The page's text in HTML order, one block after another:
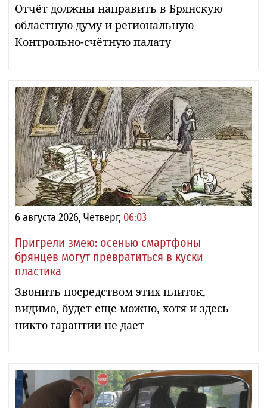
Отчёт должны направить в Брянскую
областную думу и региональную
Контрольно-счётную палату
6 августа 2026, Четверг, 06:03
Пригрели змею: осенью смартфоны
брянцев могут превратиться в куски
пластика
Звонить посредством этих плиток,
видимо, будет еще можно, хотя и здесь
никто гарантии не дает